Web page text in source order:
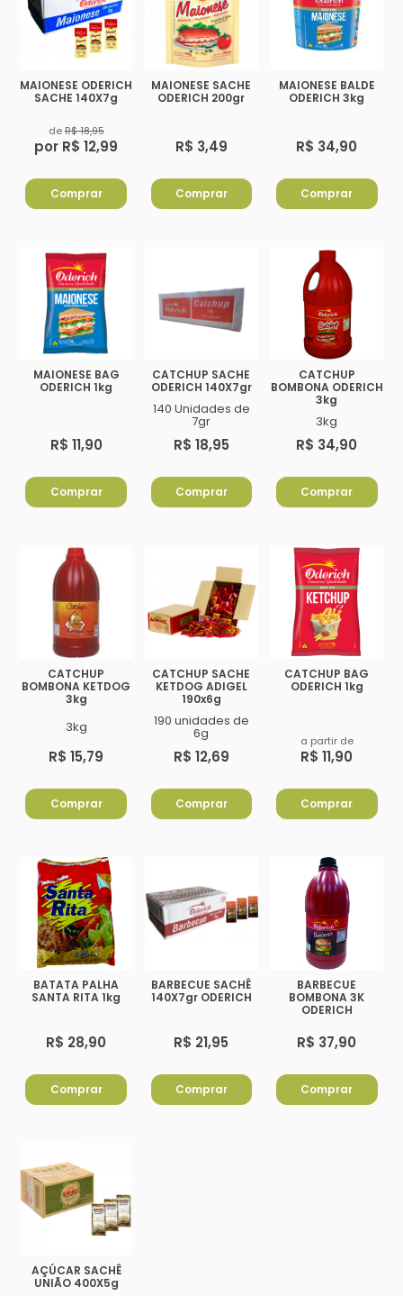
MAIONESE ODERICH
SACHE 140X7g
deR$ 18,95
por R$ 12,99
Comprar
MAIONESE SACHE
ODERICH 200gr
R$ 3,49
Comprar
MAIONESE BALDE
ODERICH 3kg
R$ 34,90
Comprar
MAIONESE BAG
ODERICH 1kg
R$ 11,90
Comprar
CATCHUP SACHE
ODERICH 140X7gr
140 Unidades de
7gr
R$ 18,95
Comprar
CATCHUP
BOMBONA ODERICH
3kg
3kg
R$ 34,90
Comprar
CATCHUP
BOMBONA KETDOG
3kg
3kg
R$ 15,79
Comprar
CATCHUP SACHE
KETDOG ADIGEL
190x6g
190 unidades de
6g
R$ 12,69
Comprar
CATCHUP BAG
ODERICH 1kg
a partir de
R$ 11,90
Comprar
BATATA PALHA
SANTA RITA 1kg
R$ 28,90
Comprar
BARBECUE SACHÊ
140X7gr ODERICH
R$ 21,95
Comprar
BARBECUE
BOMBONA 3K
ODERICH
R$ 37,90
Comprar
AÇÚCAR SACHÊ
UNIÃO 400X5g